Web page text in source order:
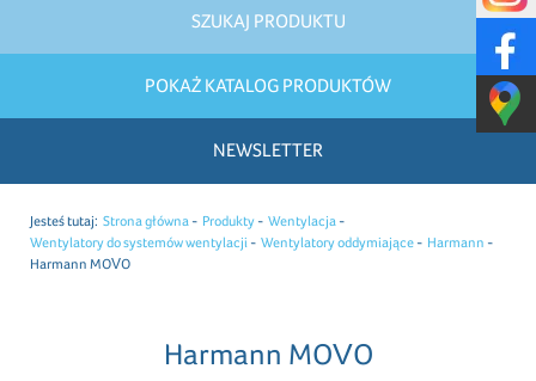
SZUKAJ PRODUKTU
POKAŻ KATALOG PRODUKTÓW
NEWSLETTER
Jesteś tutaj: Strona główna Produkty
Wentylacja
Wentylatory do systemów wentylacji
Wentylatory oddymiające
Harmann
Harmann MOVO
Harmann MOVO